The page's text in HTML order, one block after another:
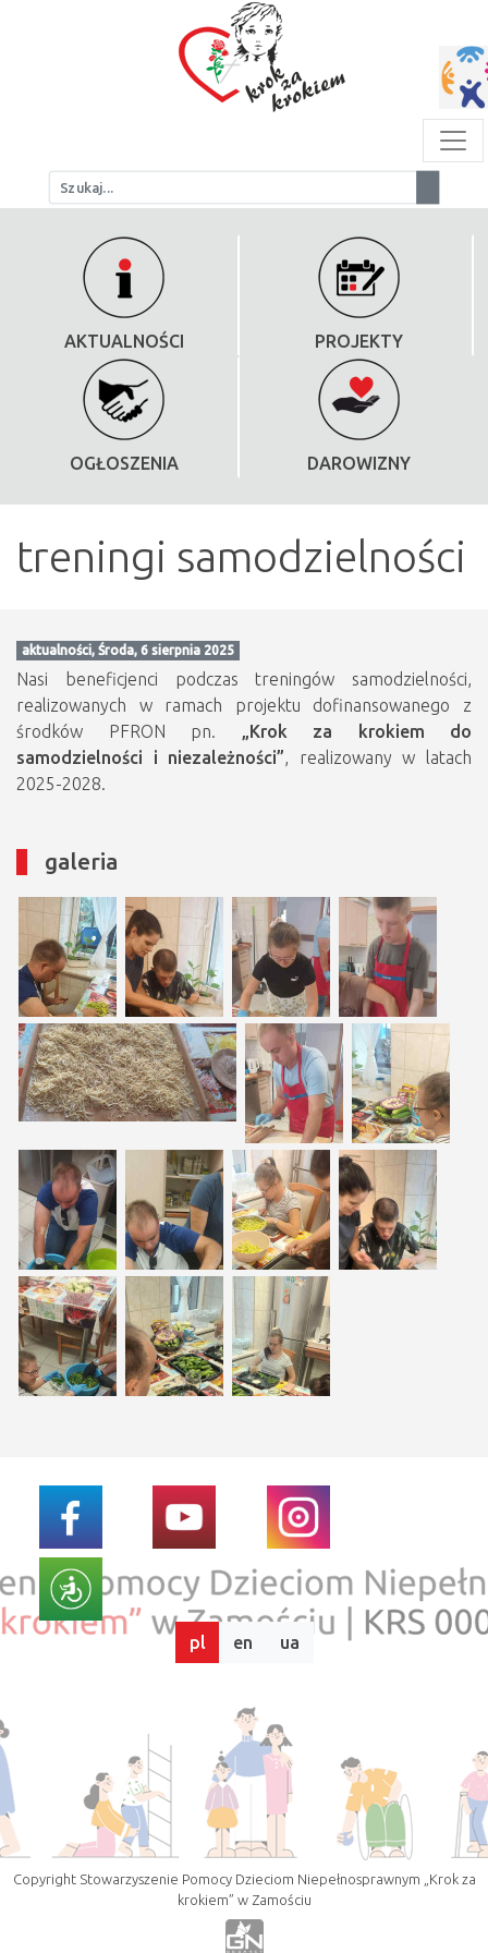
AKTUALNOŚCI PROJEKTY
OGŁOSZENIA DAROWIZNY
treningi samodzielności
aktualności, Środa, 6 sierpnia 2025
Nasi beneficjenci podczas treningów samodzielności,
realizowanych w ramach projektu dofinansowanego z
środków PFRON pn. „Krok za krokiem do
samodzielności i niezależności”, realizowany w latach
2025-2028.
galeria
pl en ua
Copyright Stowarzyszenie Pomocy Dzieciom Niepełnosprawnym „Krok za
krokiem” w Zamościu